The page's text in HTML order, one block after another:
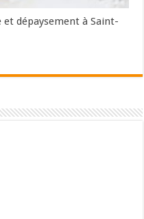
et dépaysement à Saint-